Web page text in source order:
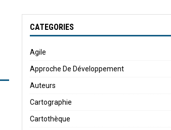
CATEGORIES
Agile
Approche De Développement
Auteurs
Cartographie
Cartothèque